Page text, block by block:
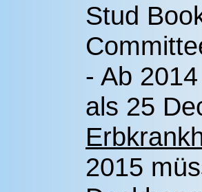
Stud
- Ab
als 25
2015